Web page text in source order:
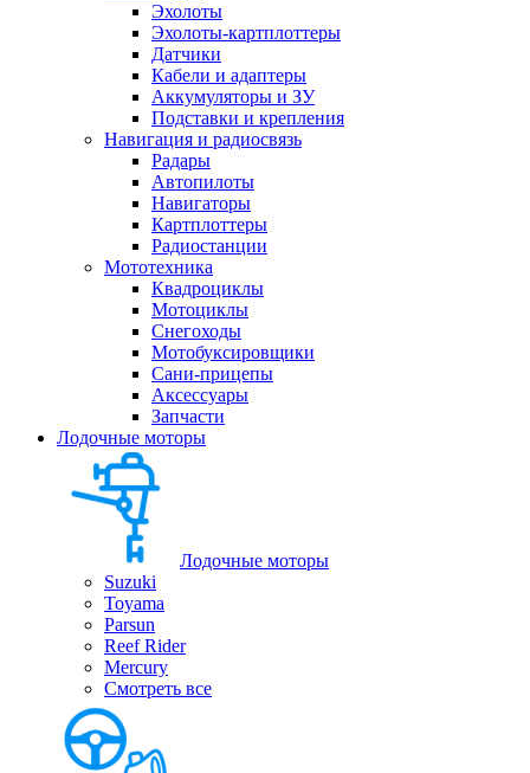
Эхолоты
Эхолоты-картплоттеры
Датчики
Кабели и адаптеры
Аккумуляторы и ЗУ
Подставки и крепления
Навигация и радиосвязь
Радары
Автопилоты
Навигаторы
Картплоттеры
Радиостанции
Мототехника
Квадроциклы
Мотоциклы
Снегоходы
Мотобуксировщики
Сани-прицепы
Аксессуары
Запчасти
Лодочные моторы
Лодочные моторы
Suzuki
Toyama
Parsun
Reef Rider
Mercury
Смотреть все